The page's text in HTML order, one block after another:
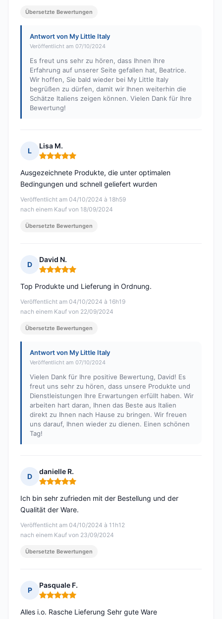
Übersetzte Bewertungen
Antwort von My Little Italy
Veröffentlicht am 07/10/2024
Es freut uns sehr zu hören, dass Ihnen Ihre
Erfahrung auf unserer Seite gefallen hat, Beatrice.
Wir hoffen, Sie bald wieder bei My Little Italy
begrüßen zu dürfen, damit wir Ihnen weiterhin die
Schätze Italiens zeigen können. Vielen Dank für Ihre
Bewertung!
L
Lisa M.
Hinweis: 5 von 5
Veröffentlicht am 04/10/2024 à 18h59
nach einem Kauf von 18/09/2024
Ausgezeichnete Produkte, die unter optimalen
Bedingungen und schnell geliefert wurden
Übersetzte Bewertungen
D
David N.
Hinweis: 5 von 5
Veröffentlicht am 04/10/2024 à 16h19
nach einem Kauf von 22/09/2024
Top Produkte und Lieferung in Ordnung.
Übersetzte Bewertungen
Antwort von My Little Italy
Veröffentlicht am 07/10/2024
Vielen Dank für Ihre positive Bewertung, David! Es
freut uns sehr zu hören, dass unsere Produkte und
Dienstleistungen Ihre Erwartungen erfüllt haben. Wir
arbeiten hart daran, Ihnen das Beste aus Italien
direkt zu Ihnen nach Hause zu bringen. Wir freuen
uns darauf, Ihnen wieder zu dienen. Einen schönen
Tag!
D
danielle R.
Hinweis: 5 von 5
Veröffentlicht am 04/10/2024 à 11h12
nach einem Kauf von 23/09/2024
Ich bin sehr zufrieden mit der Bestellung und der
Qualität der Ware.
Übersetzte Bewertungen
P
Pasquale F.
Hinweis: 5 von 5
Alles i.o. Rasche Lieferung Sehr gute Ware